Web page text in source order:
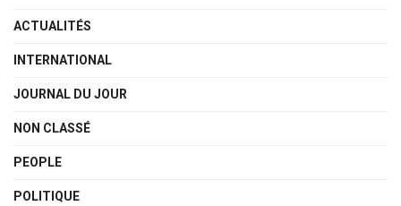
ACTUALITÉS
INTERNATIONAL
JOURNAL DU JOUR
NON CLASSÉ
PEOPLE
POLITIQUE